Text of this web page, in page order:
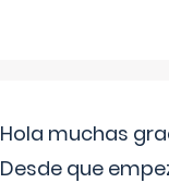
Hola muchas
Desde que